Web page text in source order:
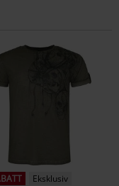
Eksklusiv